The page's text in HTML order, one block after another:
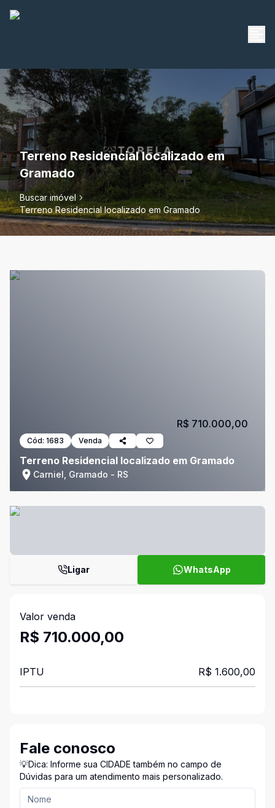
Terreno Residencial localizado em
Gramado
Buscar imóvel
Terreno Residencial localizado em Gramado
Cód: 1683 Venda
Terreno Residencial localizado em Gramado
Carniel, Gramado - RS
R$ 710.000,00
Ligar WhatsApp
Valor venda
R$ 710.000,00
IPTU R$ 1.600,00
Fale conosco
💡Dica: Informe sua CIDADE também no campo de
Dúvidas para um atendimento mais personalizado.